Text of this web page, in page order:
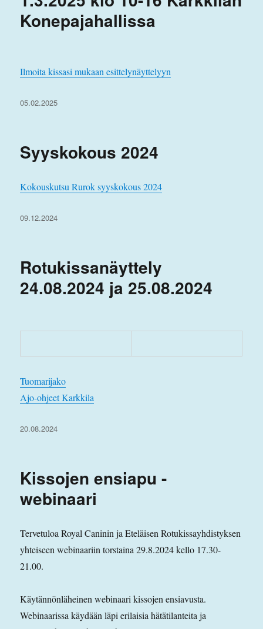
Konepajahallissa
Ilmoita kissasi mukaan esittelynäyttelyyn
Julkaistu
05.02.2025
Syyskokous 2024
Kokouskutsu Rurok syyskokous 2024
Julkaistu
09.12.2024
Rotukissanäyttely
24.08.2024 ja 25.08.2024
Tuomarijako
Ajo-ohjeet Karkkila
Julkaistu
20.08.2024
Kissojen ensiapu -
webinaari
Tervetuloa Royal Caninin ja Eteläisen Rotukissayhdistyksen
yhteiseen webinaariin torstaina 29.8.2024 kello 17.30-
21.00.
Käytännönläheinen webinaari kissojen ensiavusta.
Webinaarissa käydään läpi erilaisia hätätilanteita ja